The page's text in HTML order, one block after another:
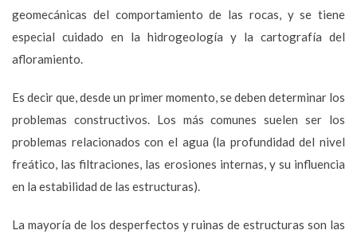
geomecánicas del comportamiento de las rocas, y se tiene
especial cuidado en la hidrogeología y la cartografía del
afloramiento.
Es decir que, desde un primer momento, se deben determinar los
problemas constructivos. Los más comunes suelen ser los
problemas relacionados con el agua (la profundidad del nivel
freático, las filtraciones, las erosiones internas, y su influencia
en la estabilidad de las estructuras).
La mayoría de los desperfectos y ruinas de estructuras son las